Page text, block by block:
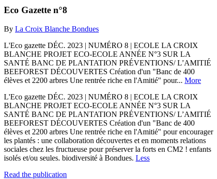
Eco Gazette n°8
By La Croix Blanche Bondues
L'Eco gazette DÉC. 2023 | NUMÉRO 8 | ECOLE LA CROIX
BLANCHE PROJET ECO-ECOLE ANNÉE N°3 SUR LA
SANTÉ BANC DE PLANTATION PRÉVENTIONS/ L’AMITIÉ
BEEFOREST DÉCOUVERTES Création d'un "Banc de 400
élèves et 2200 arbres Une rentrée riche en l'Amitié" pour... More
L'Eco gazette DÉC. 2023 | NUMÉRO 8 | ECOLE LA CROIX
BLANCHE PROJET ECO-ECOLE ANNÉE N°3 SUR LA
SANTÉ BANC DE PLANTATION PRÉVENTIONS/ L’AMITIÉ
BEEFOREST DÉCOUVERTES Création d'un "Banc de 400
élèves et 2200 arbres Une rentrée riche en l'Amitié" pour encourager
les plantés : une collaboration découvertes et en moments relations
sociales chez les fructueuse pour préserver la forts en CM2 ! enfants
isolés et/ou seules. biodiversité à Bondues. Less
Read the publication